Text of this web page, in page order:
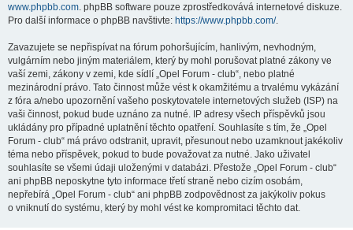
www.phpbb.com. phpBB software pouze zprostředkovává internetové diskuze.
Pro další informace o phpBB navštivte: https://www.phpbb.com/.
Zavazujete se nepřispívat na fórum pohoršujícím, hanlivým, nevhodným,
vulgárním nebo jiným materiálem, který by mohl porušovat platné zákony ve
vaší zemi, zákony v zemi, kde sídlí „Opel Forum - club“, nebo platné
mezinárodní právo. Tato činnost může vést k okamžitému a trvalému vykázání
z fóra a/nebo upozornění vašeho poskytovatele internetových služeb (ISP) na
vaši činnost, pokud bude uznáno za nutné. IP adresy všech příspěvků jsou
ukládány pro případné uplatnění těchto opatření. Souhlasíte s tím, že „Opel
Forum - club“ má právo odstranit, upravit, přesunout nebo uzamknout jakékoliv
téma nebo příspěvek, pokud to bude považovat za nutné. Jako uživatel
souhlasíte se všemi údaji uloženými v databázi. Přestože „Opel Forum - club“
ani phpBB neposkytne tyto informace třetí straně nebo cizím osobám,
nepřebírá „Opel Forum - club“ ani phpBB zodpovědnost za jakýkoliv pokus
o vniknutí do systému, který by mohl vést ke kompromitaci těchto dat.